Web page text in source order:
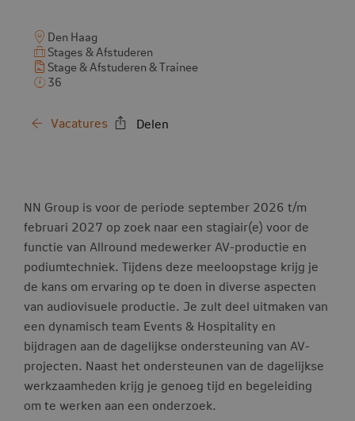
Den Haag
Stages & Afstuderen
Stage & Afstuderen & Trainee
36
Vacatures Delen
NN Group is voor de periode september 2026 t/m
februari 2027 op zoek naar een stagiair(e) voor de
functie van Allround medewerker AV-productie en
podiumtechniek. Tijdens deze meeloopstage krijg je
de kans om ervaring op te doen in diverse aspecten
van audiovisuele productie. Je zult deel uitmaken van
een dynamisch team Events & Hospitality en
bijdragen aan de dagelijkse ondersteuning van AV-
projecten. Naast het ondersteunen van de dagelijkse
werkzaamheden krijg je genoeg tijd en begeleiding
om te werken aan een onderzoek.